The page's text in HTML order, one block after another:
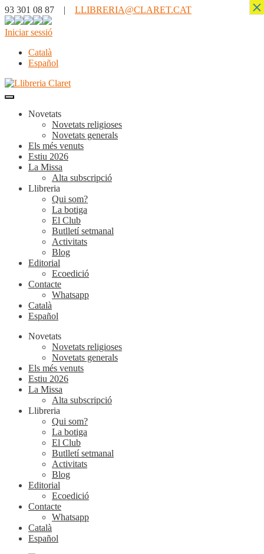
93 301 08 87 | LLIBRERIA@CLARET.CAT
Iniciar sessió
Català
Español
Novetats
Novetats religioses
Novetats generals
Els més venuts
Estiu 2026
La Missa
Alta subscripció
Llibreria
Qui som?
La botiga
El Club
Butlletí setmanal
Activitats
Blog
Editorial
Ecoedició
Contacte
Whatsapp
Català
Español
Novetats
Novetats religioses
Novetats generals
Els més venuts
Estiu 2026
La Missa
Alta subscripció
Llibreria
Qui som?
La botiga
El Club
Butlletí setmanal
Activitats
Blog
Editorial
Ecoedició
Contacte
Whatsapp
Català
Español
×